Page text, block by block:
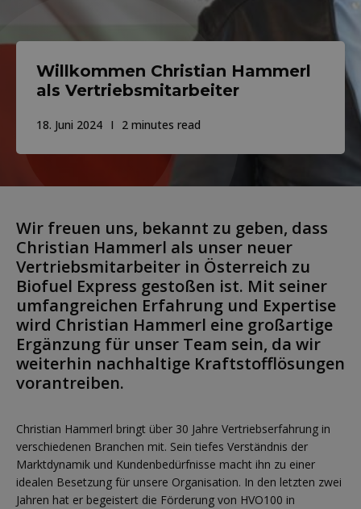
Willkommen Christian Hammerl
als Vertriebsmitarbeiter
18. Juni 2024 2 minutes read
Wir freuen uns, bekannt zu geben, dass
Christian Hammerl als unser neuer
Vertriebsmitarbeiter in Österreich zu
Biofuel Express gestoßen ist. Mit seiner
umfangreichen Erfahrung und Expertise
wird Christian Hammerl eine großartige
Ergänzung für unser Team sein, da wir
weiterhin nachhaltige Kraftstofflösungen
vorantreiben.
Christian Hammerl bringt über 30 Jahre Vertriebserfahrung in
verschiedenen Branchen mit. Sein tiefes Verständnis der
Marktdynamik und Kundenbedürfnisse macht ihn zu einer
idealen Besetzung für unsere Organisation. In den letzten zwei
Jahren hat er begeistert die Förderung von HVO100 in